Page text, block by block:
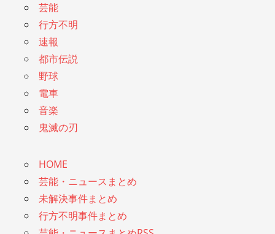
芸能
行方不明
速報
都市伝説
野球
電車
音楽
鬼滅の刃
HOME
芸能・ニュースまとめ
未解決事件まとめ
行方不明事件まとめ